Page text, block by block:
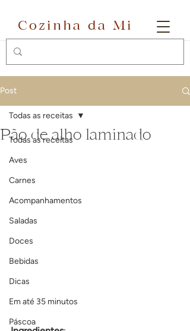
Cozinha da Mi
Post
Todas as receitas
Aves
Carnes
Acompanhamentos
Saladas
Doces
Bebidas
Dicas
Em até 35 minutos
Páscoa
Todas as receitas
Pão de alho laminado